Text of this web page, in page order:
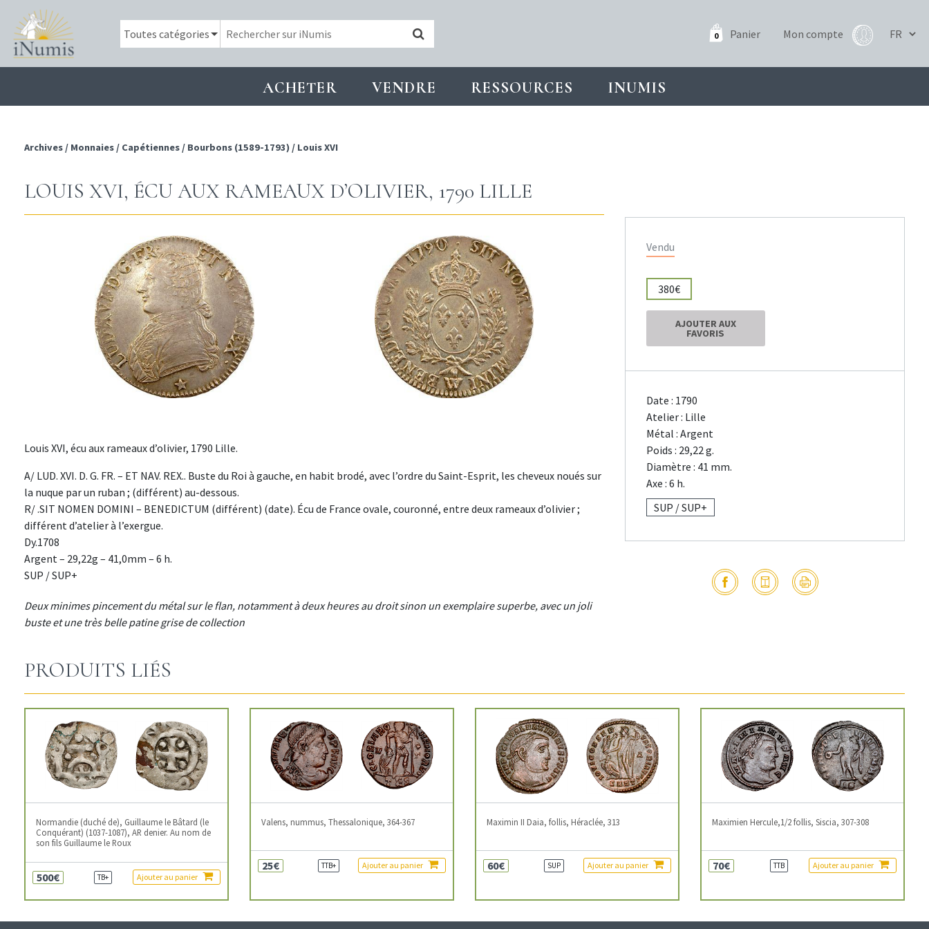
0 Panier Mon compte
ACHETER VENDRE RESSOURCES INUMIS
Archives / Monnaies / Capétiennes / Bourbons (1589-1793) / Louis XVI
LOUIS XVI, ÉCU AUX RAMEAUX D’OLIVIER, 1790 LILLE
Louis XVI, écu aux rameaux d’olivier, 1790 Lille.
A/ LUD. XVI. D. G. FR. – ET NAV. REX.. Buste du Roi à gauche, en habit brodé, avec l’ordre du Saint-Esprit, les cheveux noués sur
la nuque par un ruban ; (différent) au-dessous.
R/ .SIT NOMEN DOMINI – BENEDICTUM (différent) (date). Écu de France ovale, couronné, entre deux rameaux d’olivier ;
différent d’atelier à l’exergue.
Dy.1708
Argent – 29,22g – 41,0mm – 6 h.
SUP / SUP+
Deux minimes pincement du métal sur le flan, notamment à deux heures au droit sinon un exemplaire superbe, avec un joli
buste et une très belle patine grise de collection
Vendu
380€
AJOUTER AUX
FAVORIS
Date : 1790
Atelier : Lille
Métal : Argent
Poids : 29,22 g.
Diamètre : 41 mm.
Axe : 6 h.
SUP / SUP+
PRODUITS LIÉS
Normandie (duché de), Guillaume le Bâtard (le
Conquérant) (1037-1087), AR denier. Au nom de
son fils Guillaume le Roux
500€ TB+ Ajouter au panier
Valens, nummus, Thessalonique, 364-367
25€ TTB+ Ajouter au panier
Maximin II Daia, follis, Héraclée, 313
60€ SUP Ajouter au panier
Maximien Hercule,1/2 follis, Siscia, 307-308
70€ TTB Ajouter au panier